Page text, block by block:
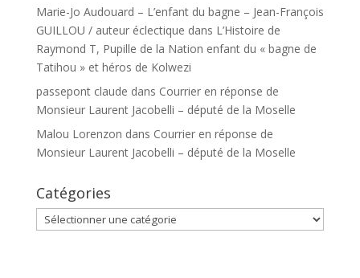
Marie-Jo Audouard – L’enfant du bagne – Jean-François
GUILLOU / auteur éclectique dans L’Histoire de
Raymond T, Pupille de la Nation enfant du « bagne de
Tatihou » et héros de Kolwezi
passepont claude dans Courrier en réponse de
Monsieur Laurent Jacobelli – député de la Moselle
Malou Lorenzon dans Courrier en réponse de
Monsieur Laurent Jacobelli – député de la Moselle
Catégories
Catégories